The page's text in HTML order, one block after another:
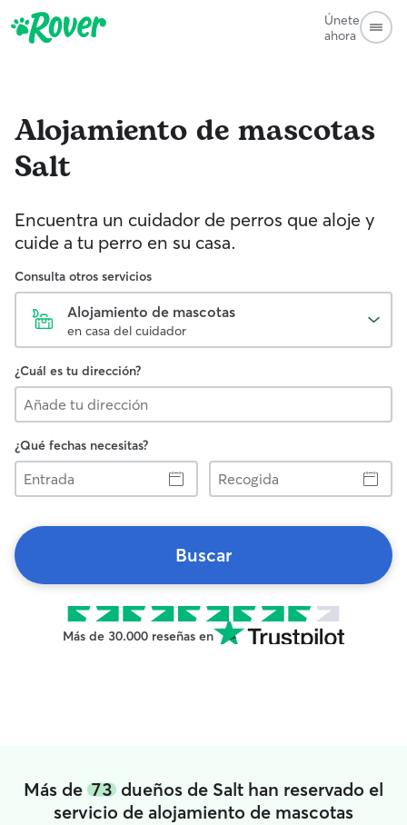
Únete
ahora
Alojamiento de mascotas
Salt
Encuentra un cuidador de perros que aloje y
cuide a tu perro en su casa.
Consulta otros servicios
Alojamiento de mascotas
en casa del cuidador
¿Cuál es tu dirección?
¿Qué fechas necesitas?
Entrada
Recogida
Buscar
Más de 30.000 reseñas en
Más de 73 dueños de Salt han reservado el
servicio de alojamiento de mascotas